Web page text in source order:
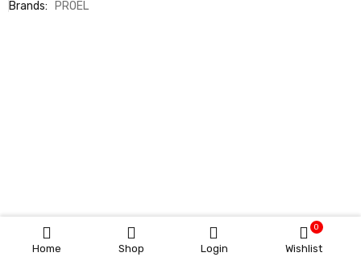
Home Shop Login Wishlist
0
Brands:
PROEL